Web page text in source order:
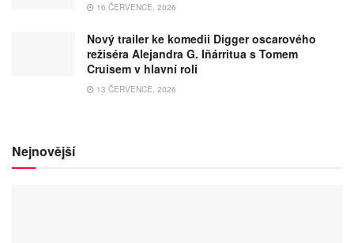
16 ČERVENCE, 2026
Nový trailer ke komedii Digger oscarového
režiséra Alejandra G. Iñárritua s Tomem
Cruisem v hlavní roli
13 ČERVENCE, 2026
Nejnovější